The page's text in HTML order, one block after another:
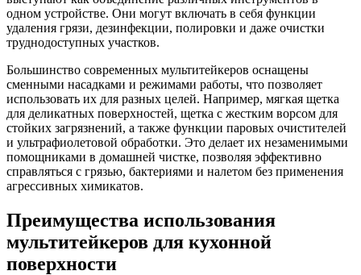
одном устройстве. Они могут включать в себя функции
удаления грязи, дезинфекции, полировки и даже очистки
труднодоступных участков.
Большинство современных мультитейкеров оснащены
сменными насадками и режимами работы, что позволяет
использовать их для разных целей. Например, мягкая щетка
для деликатных поверхностей, щетка с жестким ворсом для
стойких загрязнений, а также функции паровых очистителей
и ультрафиолетовой обработки. Это делает их незаменимыми
помощниками в домашней чистке, позволяя эффективно
справляться с грязью, бактериями и налетом без применения
агрессивных химикатов.
Преимущества использования
мультитейкеров для кухонной
поверхности